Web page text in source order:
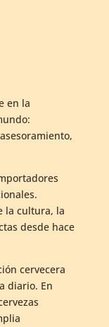
en la
la cultura, la
desde hace
cervecera
diario. En